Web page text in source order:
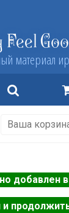
материал
Ваша
добавлен в
и